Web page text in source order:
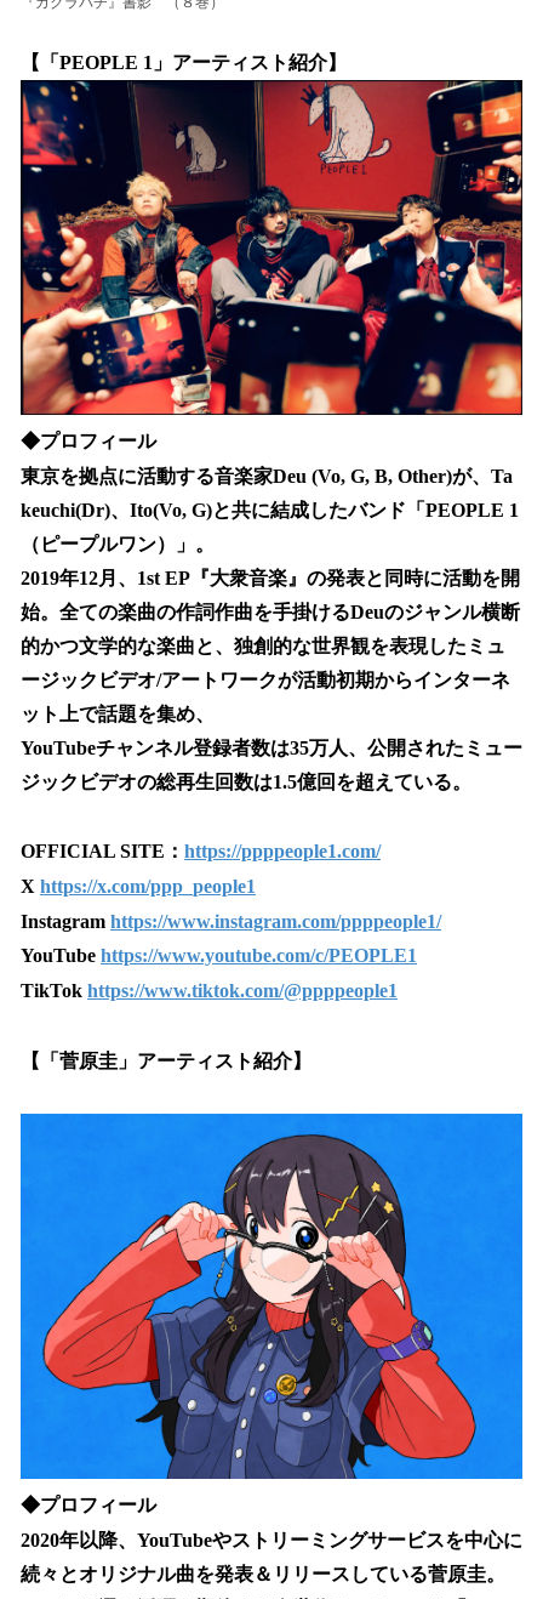
【「PEOPLE 1」アーティスト紹介】
◆プロフィール
東京を拠点に活動する音楽家Deu (Vo, G, B, Other)が、Ta
keuchi(Dr)、Ito(Vo, G)と共に結成したバンド「PEOPLE 1
（ピープルワン）」。
2019年12月、1st EP『大衆音楽』の発表と同時に活動を開
始。全ての楽曲の作詞作曲を手掛けるDeuのジャンル横断
的かつ文学的な楽曲と、独創的な世界観を表現したミュ
ージックビデオ/アートワークが活動初期からインターネ
ット上で話題を集め、
YouTubeチャンネル登録者数は35万人、公開されたミュー
ジックビデオの総再生回数は1.5億回を超えている。
OFFICIAL SITE： https://ppppeople1.com/
X https://x.com/ppp_people1
Instagram https://www.instagram.com/ppppeople1/
YouTube https://www.youtube.com/c/PEOPLE1
TikTok https://www.tiktok.com/@ppppeople1
【「菅原圭」アーティスト紹介】
◆プロフィール
2020年以降、YouTubeやストリーミングサービスを中心に
続々とオリジナル曲を発表＆リリースしている菅原圭。